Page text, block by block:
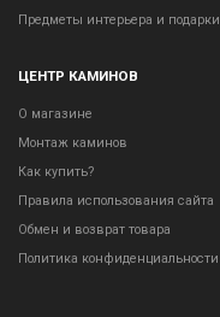
Предметы интерьера и подарки
ЦЕНТР КАМИНОВ
О магазине
Монтаж каминов
Как купить?
Правила использования сайта
Обмен и возврат товара
Политика конфиденциальности